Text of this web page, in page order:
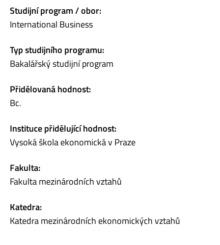
Studijní program / obor:
International Business
Typ studijního programu:
Bakalářský studijní program
Přidělovaná hodnost:
Bc.
Instituce přidělující hodnost:
Vysoká škola ekonomická v Praze
Fakulta:
Fakulta mezinárodních vztahů
Katedra:
Katedra mezinárodních ekonomických vztahů